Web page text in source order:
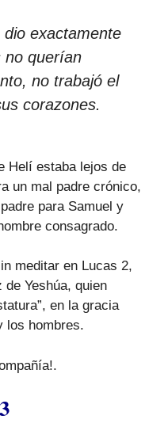
dio exactamente
no querían
no trabajó el
corazones.
Helí estaba lejos de
un mal padre crónico,
para Samuel y
consagrado.
meditar en Lucas 2,
Yeshúa, quien
en la gracia
los hombres.